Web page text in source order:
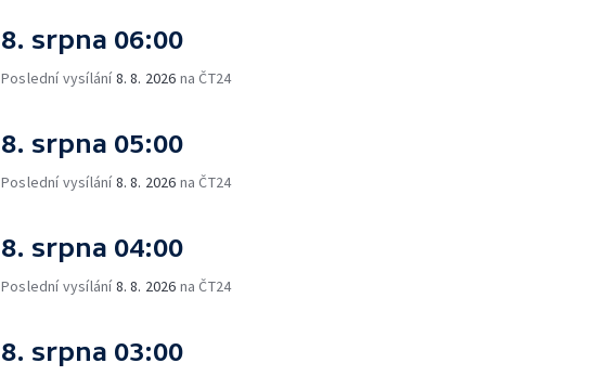
8. srpna 06:00
Poslední vysílání8. 8. 2026 na ČT24
8. srpna 05:00
Poslední vysílání8. 8. 2026 na ČT24
8. srpna 04:00
Poslední vysílání8. 8. 2026 na ČT24
8. srpna 03:00